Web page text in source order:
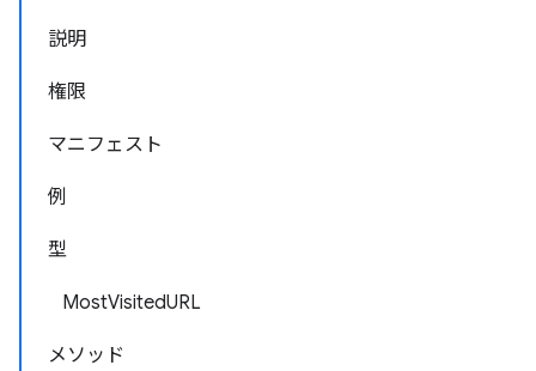
説明
権限
マニフェスト
例
型
MostVisitedURL
メソッド